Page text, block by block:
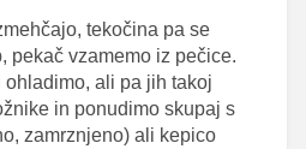
tekočina pa se
pekač vzamemo iz pečice.
ohladimo, ali pa jih takoj
in ponudimo skupaj s
zamrznjeno) ali kepico